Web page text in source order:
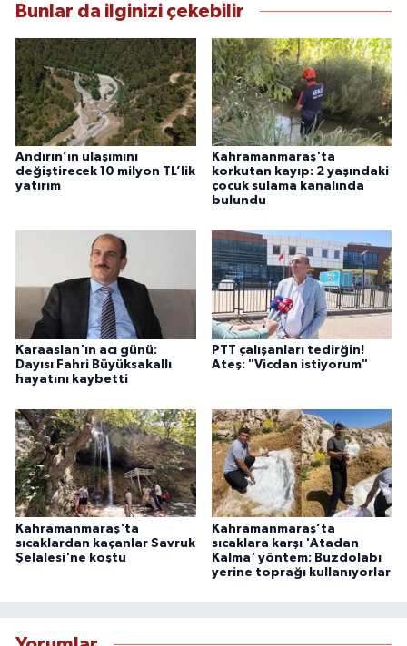
Bunlar da ilginizi çekebilir
Andırın’ın ulaşımını
değiştirecek 10 milyon TL’lik
yatırım
Kahramanmaraş'ta
korkutan kayıp: 2 yaşındaki
çocuk sulama kanalında
bulundu
Karaaslan'ın acı günü:
Dayısı Fahri Büyüksakallı
hayatını kaybetti
PTT çalışanları tedirğin!
Ateş: "Vicdan istiyorum"
Kahramanmaraş'ta
sıcaklardan kaçanlar Savruk
Şelalesi'ne koştu
Kahramanmaraş’ta
sıcaklara karşı 'Atadan
Kalma' yöntem: Buzdolabı
yerine toprağı kullanıyorlar